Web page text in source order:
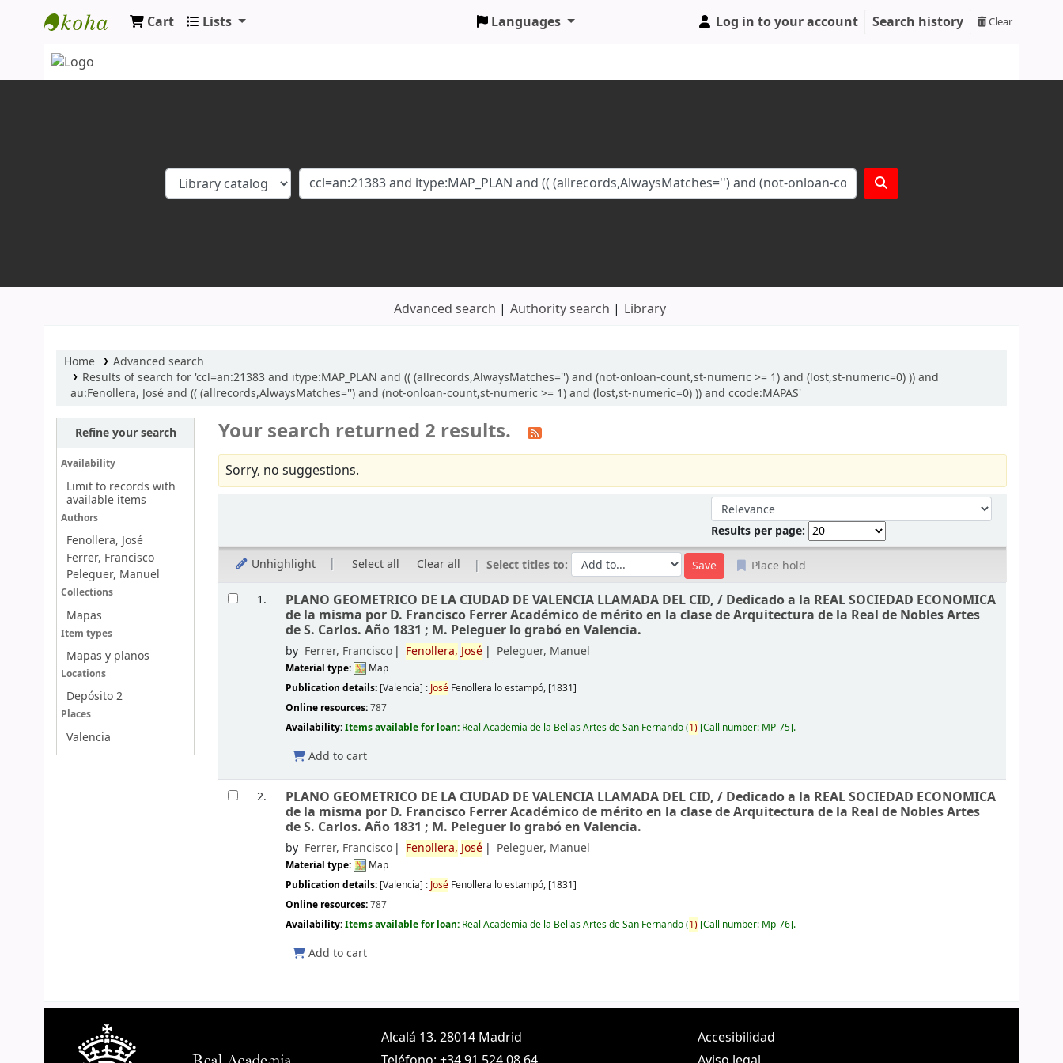
Koha online
Cart Lists Languages Log in to your account Search history Clear
Advanced search Authority search Library
Home
Advanced search
Results of search for 'ccl=an:21383 and itype:MAP_PLAN and (( (allrecords,AlwaysMatches='') and (not-onloan-count,st-numeric >= 1) and (lost,st-numeric=0) )) and
au:Fenollera, José and (( (allrecords,AlwaysMatches='') and (not-onloan-count,st-numeric >= 1) and (lost,st-numeric=0) )) and ccode:MAPAS'
Refine your search
Availability
Limit to records with
available items
Authors
Fenollera, José
Ferrer, Francisco
Peleguer, Manuel
Collections
Mapas
Item types
Mapas y planos
Locations
Depósito 2
Places
Valencia
Your search returned 2 results.
Sorry, no suggestions.
Sort by:
Results per page:
Unhighlight Select all Clear all Select titles to: Place hold
Results
1. PLANO GEOMETRICO DE LA CIUDAD DE VALENCIA LLAMADA DEL CID, / Dedicado a la REAL SOCIEDAD ECONOMICA
de la misma por D. Francisco Ferrer Académico de mérito en la clase de Arquitectura de la Real de Nobles Artes
de S. Carlos. Año 1831 ; M. Peleguer lo grabó en Valencia.
by Ferrer, Francisco Fenollera, José Peleguer, Manuel
Material type:
Map
Publication details: [Valencia] : José Fenollera lo estampó, [1831]
Online resources:787
Availability:Items available for loan: Real Academia de la Bellas Artes de San Fernando(1) Call number: MP-75 .
Add to cart
2. PLANO GEOMETRICO DE LA CIUDAD DE VALENCIA LLAMADA DEL CID, / Dedicado a la REAL SOCIEDAD ECONOMICA
de la misma por D. Francisco Ferrer Académico de mérito en la clase de Arquitectura de la Real de Nobles Artes
de S. Carlos. Año 1831 ; M. Peleguer lo grabó en Valencia.
by Ferrer, Francisco Fenollera, José Peleguer, Manuel
Material type:
Map
Publication details: [Valencia] : José Fenollera lo estampó, [1831]
Online resources:787
Availability:Items available for loan: Real Academia de la Bellas Artes de San Fernando(1) Call number: Mp-76 .
Add to cart
Alcalá 13. 28014 Madrid
Accesibilidad